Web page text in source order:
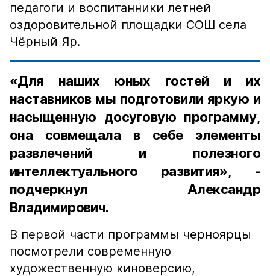
педагоги и воспитанники летней
оздоровительной площадки СОШ села
Чёрный Яр.
«Для наших юных гостей и их
наставников мы подготовили яркую и
насыщенную досуговую программу,
она совмещала в себе элементы
развлечений и полезного
интеллектуального развития», -
подчеркнул Александр
Владимирович.
В первой части программы черноярцы
посмотрели современную
художественную киноверсию,